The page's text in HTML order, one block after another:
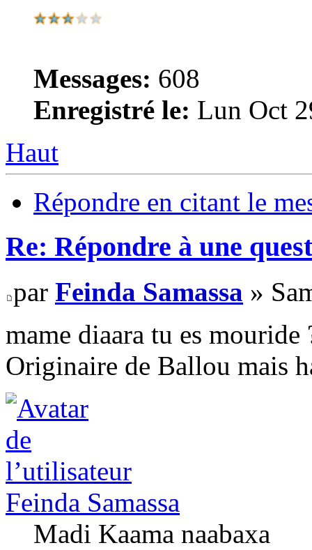
Messages: 608
Enregistré le: Lun Oct
Haut
Répondre en citant le
Re: Répondre à une
par Feinda Samassa »
mame diaara tu es mouride
Originaire de Ballou mais
Feinda Samassa
Madi Kaama naabaxa